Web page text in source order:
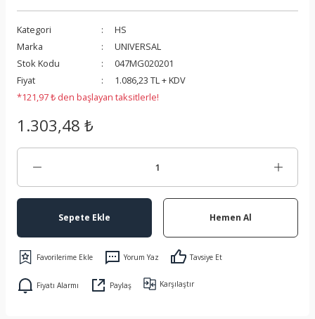
Kategori
HS
Marka
UNIVERSAL
Stok Kodu
047MG020201
Fiyat
1.086,23 TL + KDV
*121,97 ₺ den başlayan taksitlerle!
1.303,48 ₺
Sepete Ekle Hemen Al
Yorum Yaz Tavsiye Et
Fiyatı Alarmı Paylaş Karşılaştır